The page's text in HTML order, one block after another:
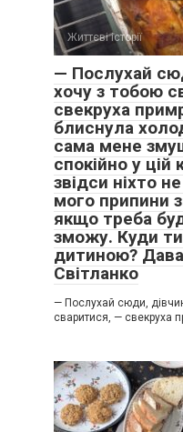
Життєві історії
— Послухай
хочу з тобою
свекруха
блиснула
сама мене
спокійно у цій
звідси ніхто
мого припини
якщо треба
зможу. Куди ти
дитиною?
Світланко
— Послухай сюди,
сваритися, — свекруха